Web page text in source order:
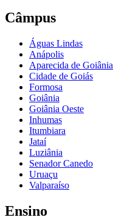
Câmpus
Águas Lindas
Anápolis
Aparecida de Goiânia
Cidade de Goiás
Formosa
Goiânia
Goiânia Oeste
Inhumas
Itumbiara
Jataí
Luziânia
Senador Canedo
Uruaçu
Valparaíso
Ensino